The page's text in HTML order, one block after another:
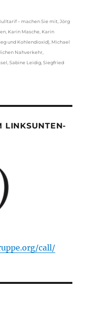
– machen Sie mit ,Jörg
Karin Masche Karin
und Kohlendioxid) Michael
Nahverkehr
,Sabine Leidig ,Siegfried
LINKSUNTEN-
call/